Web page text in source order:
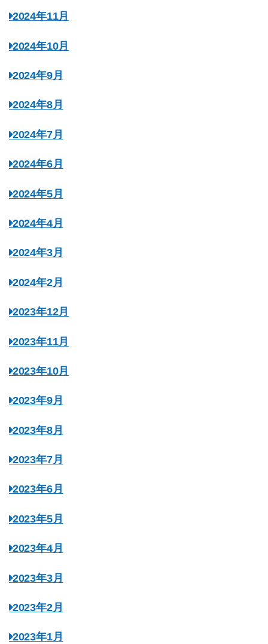
2024年11月
2024年10月
2024年9月
2024年8月
2024年7月
2024年6月
2024年5月
2024年4月
2024年3月
2024年2月
2023年12月
2023年11月
2023年10月
2023年9月
2023年8月
2023年7月
2023年6月
2023年5月
2023年4月
2023年3月
2023年2月
2023年1月